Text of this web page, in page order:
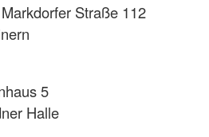
Straße 112
5
Halle